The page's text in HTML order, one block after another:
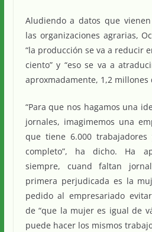
Aludiendo a datos que
las organizaciones agrarias,
“la producción se va a reducir
ciento” y “eso se va a
aproxmadamente, 1,2 millones
“Para que nos hagamos una
jornales, imagimemos una
que tiene 6.000
completo”, ha dicho. Ha
siempre, cuand faltan
primera perjudicada es la
pedido al empresariado
de “que la mujer es igual de
puede hacer los mismos